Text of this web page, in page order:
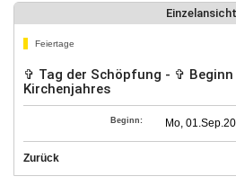
Einzelansicht
Feiertage
✞ Tag der Schöpfung - ✞
Kirchenjahres
Beginn: Mo,
Zurück